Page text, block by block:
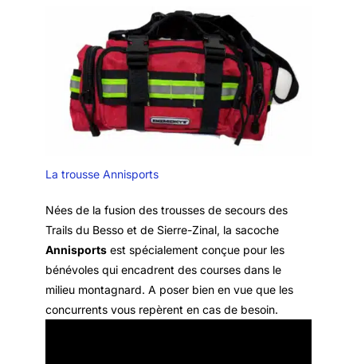
La trousse Annisports
Nées de la fusion des trousses de secours des
Trails du Besso et de Sierre-Zinal, la sacoche
Annisportsest spécialement conçue pour les
bénévoles qui encadrent des courses dans le
milieu montagnard. A poser bien en vue que les
concurrents vous repèrent en cas de besoin.